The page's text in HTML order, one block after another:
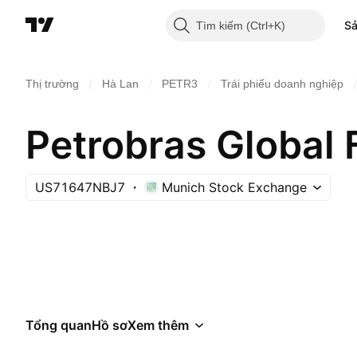
Tìm kiếm
Thị trường Hà Lan PETR3 Trái phiếu doanh nghiệp
Petrobras Global
US71647NBJ7 Munich Stock Exchange
Tổng quanHồ sơXem thêm